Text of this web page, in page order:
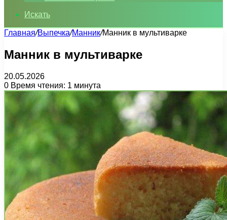
Искать
Главная/Выпечка/Манник/Манник в мультиварке
Манник в мультиварке
20.05.2026
0 Время чтения: 1 минута